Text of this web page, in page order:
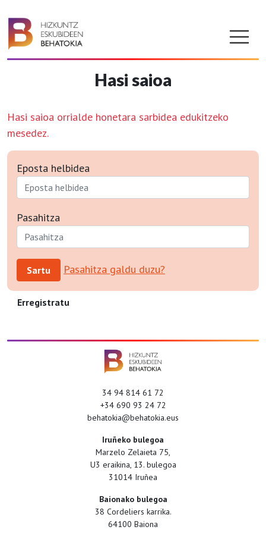
Hasi saioa
Hasi saioa orrialde honetara sarbidea edukitzeko
mesedez.
Eposta helbidea
Pasahitza
Sartu Pasahitza galdu duzu?
Erregistratu
34 94 814 61 72
+34 690 93 24 72
behatokia@behatokia.eus
Iruñeko bulegoa
Marzelo Zelaieta 75,
U3 eraikina, 13. bulegoa
31014 Iruñea
Baionako bulegoa
38 Cordeliers karrika.
64100 Baiona